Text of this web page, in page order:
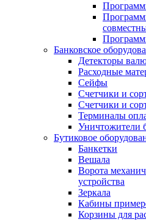
Банковское
Детекторы
Расходные
Сейфы
Счетчики и
Счетчики и
Терминалы
Уничтожители
Бутиковое
Банкетки
Вешала
Ворота
устройства
Зеркала
Кабины
Корзины для